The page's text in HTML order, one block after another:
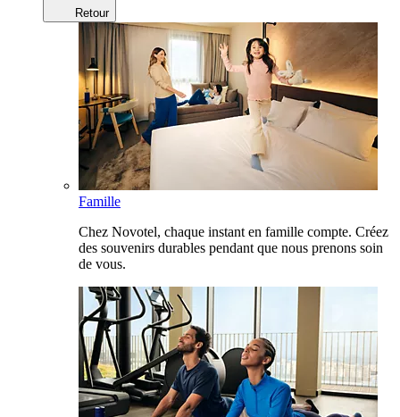
Retour
Famille
Chez Novotel, chaque instant en famille compte. Créez
des souvenirs durables pendant que nous prenons soin
de vous.